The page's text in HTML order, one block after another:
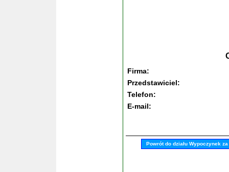
Firma:
Przedstawiciel:
Telefon:
E-mail:
Powrót do działu Wypoczynek